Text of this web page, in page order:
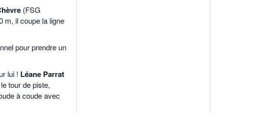
(FSG
m, il coupe la ligne
pour prendre un
lui ! Léane Parrat
tour de piste,
à coude avec